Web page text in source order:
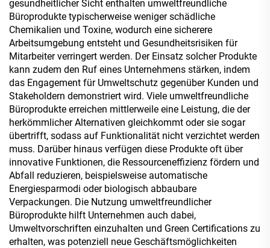
gesundheitlicher Sicht enthalten umweltfreundliche
Büroprodukte typischerweise weniger schädliche
Chemikalien und Toxine, wodurch eine sicherere
Arbeitsumgebung entsteht und Gesundheitsrisiken für
Mitarbeiter verringert werden. Der Einsatz solcher Produkte
kann zudem den Ruf eines Unternehmens stärken, indem
das Engagement für Umweltschutz gegenüber Kunden und
Stakeholdern demonstriert wird. Viele umweltfreundliche
Büroprodukte erreichen mittlerweile eine Leistung, die der
herkömmlicher Alternativen gleichkommt oder sie sogar
übertrifft, sodass auf Funktionalität nicht verzichtet werden
muss. Darüber hinaus verfügen diese Produkte oft über
innovative Funktionen, die Ressourceneffizienz fördern und
Abfall reduzieren, beispielsweise automatische
Energiesparmodi oder biologisch abbaubare
Verpackungen. Die Nutzung umweltfreundlicher
Büroprodukte hilft Unternehmen auch dabei,
Umweltvorschriften einzuhalten und Green Certifications zu
erhalten, was potenziell neue Geschäftsmöglichkeiten